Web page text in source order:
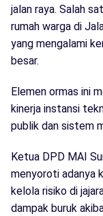
jalan raya. Salah
rumah warga di
yang mengalami
besar.
Elemen ormas ini
kinerja instansi
publik dan sistem
​Ketua DPD MAI
menyoroti adanya
kelola risiko di
dampak buruk